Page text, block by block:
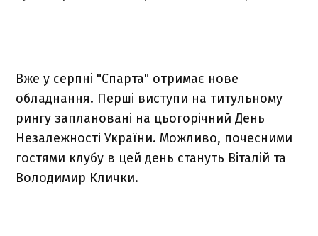
Вже у серпні "Спарта" отримає нове
обладнання. Перші виступи на титульному
рингу заплановані на цьогорічний День
Незалежності України. Можливо, почесними
гостями клубу в цей день стануть Віталій та
Володимир Клички.